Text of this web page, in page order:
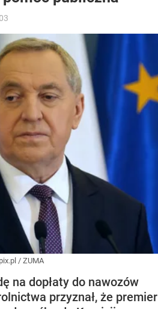
/ ZUMA
na dopłaty do nawozów
przyznał, że premier